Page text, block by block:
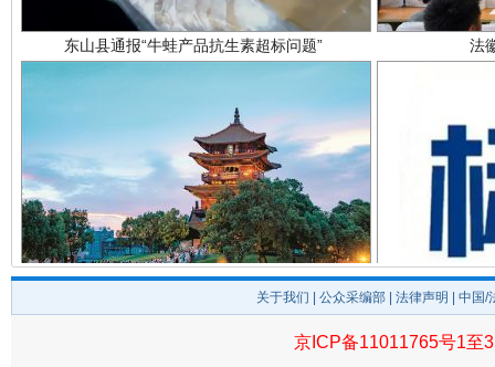
千年窑火 生生不息 一
关于我们 公众采编部 法律声明 | 中国
京ICP备11011765号1至